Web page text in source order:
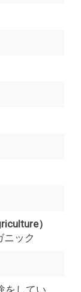
）
ック
をしてい